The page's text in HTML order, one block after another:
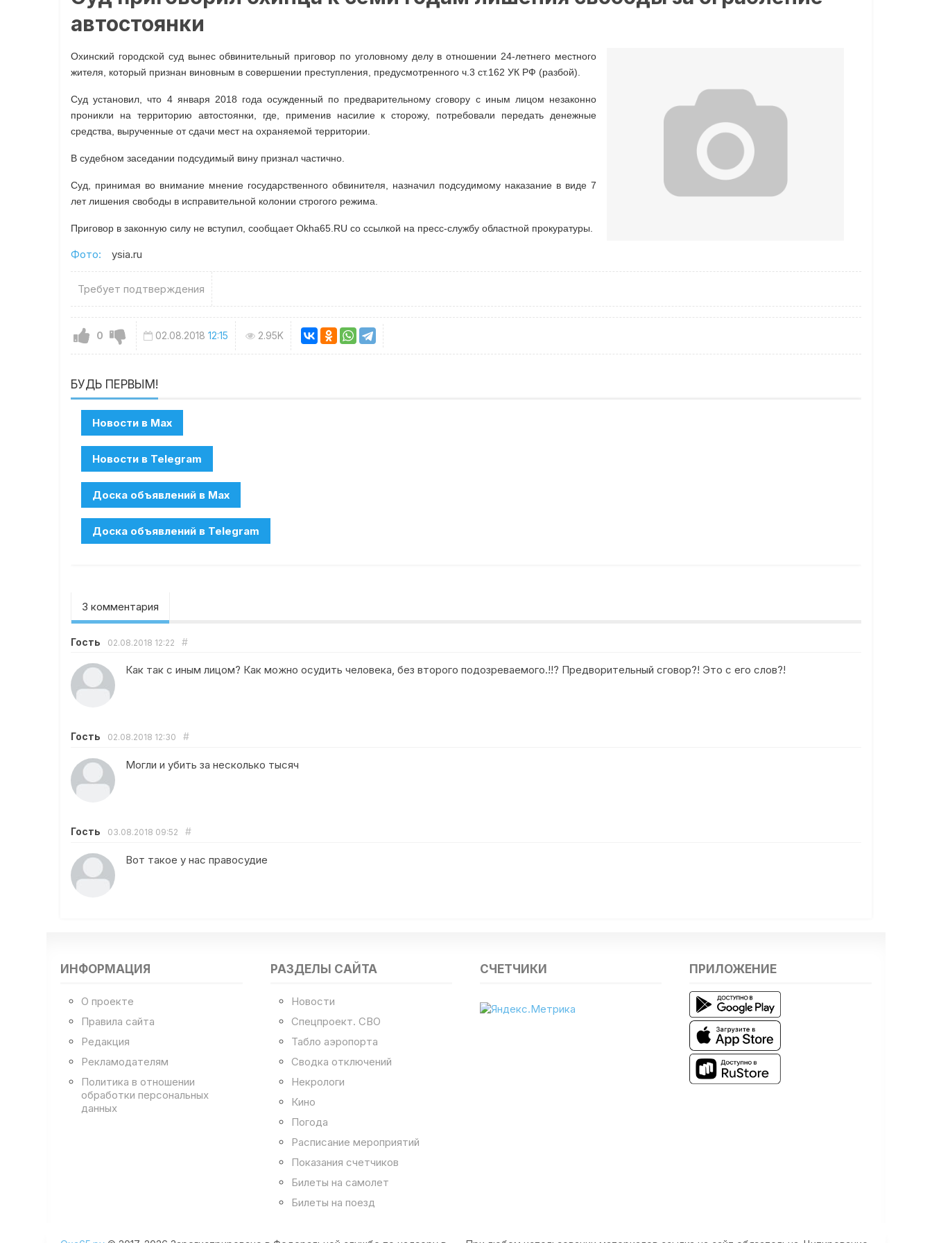
автостоянки
Охинский городской суд вынес обвинительный приговор по уголовному делу в отношении 24-летнего местного
жителя, который признан виновным в совершении преступления, предусмотренного ч.3 ст.162 УК РФ (разбой).
Суд установил, что 4 января 2018 года осужденный по предварительному сговору с иным лицом незаконно
проникли на территорию автостоянки, где, применив насилие к сторожу, потребовали передать денежные
средства, вырученные от сдачи мест на охраняемой территории.
В судебном заседании подсудимый вину признал частично.
Суд, принимая во внимание мнение государственного обвинителя, назначил подсудимому наказание в виде 7
лет лишения свободы в исправительной колонии строгого режима.
Приговор в законную силу не вступил, сообщает Okha65.RU со ссылкой на пресс-службу областной прокуратуры.
Фото: ysia.ru
Требует подтверждения
0 02.08.2018 12:15 2.95K
БУДЬ ПЕРВЫМ!
3 комментария
Гость 02.08.2018 12:22 #
Как так с иным лицом? Как можно осудить человека, без второго подозреваемого.!!? Предворительный сговор?! Это с его слов?!
Гость 02.08.2018 12:30 #
Могли и убить за несколько тысяч
Гость 03.08.2018 09:52 #
Вот такое у нас правосудие
ИНФОРМАЦИЯ
О проекте
Правила сайта
Редакция
Рекламодателям
Политика в отношении
обработки персональных
данных
РАЗДЕЛЫ САЙТА
Новости
Спецпроект. СВО
Табло аэропорта
Сводка отключений
Некрологи
Кино
Погода
Расписание мероприятий
Показания счетчиков
Билеты на самолет
Билеты на поезд
СЧЕТЧИКИ ПРИЛОЖЕНИЕ